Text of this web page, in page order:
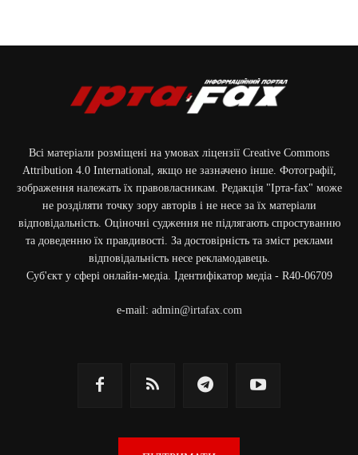
Фото: наслідки російського авіаудару по Слов'янську / Донецька обласна
прокуратура / 13.06.2026
Всі матеріали розміщені на умовах ліцензії Creative Commons
Attribution 4.0 International, якщо не зазначено інше. Фотографії,
зображення належать їх правовласникам. Редакція "Ірта-fax" може
не розділяти точку зору авторів і не несе за їх матеріали
відповідальність. Оціночні судження не підлягають спростуванню
та доведенню їх правдивості. За достовірність та зміст реклами
відповідальність несе рекламодавець.
Cуб'єкт у сфері онлайн-медіа. Ідентифікатор медіа - R40-06709
e-mail: admin@irtafax.com